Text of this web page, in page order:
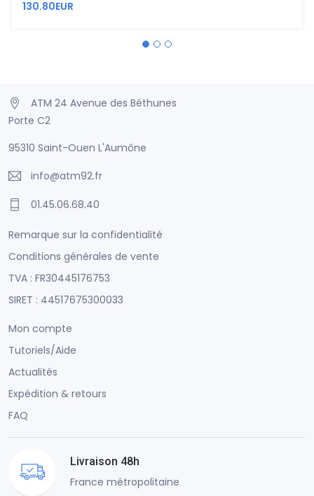
130.80EUR
ATM 24 Avenue des Béthunes
Porte C2
95310 Saint-Ouen L'Aumône
info@atm92.fr
01.45.06.68.40
Remarque sur la confidentialité
Conditions générales de vente
TVA : FR30445176753
SIRET : 44517675300033
Mon compte
Tutoriels/Aide
Actualités
Expédition & retours
FAQ
Livraison 48h
France métropolitaine